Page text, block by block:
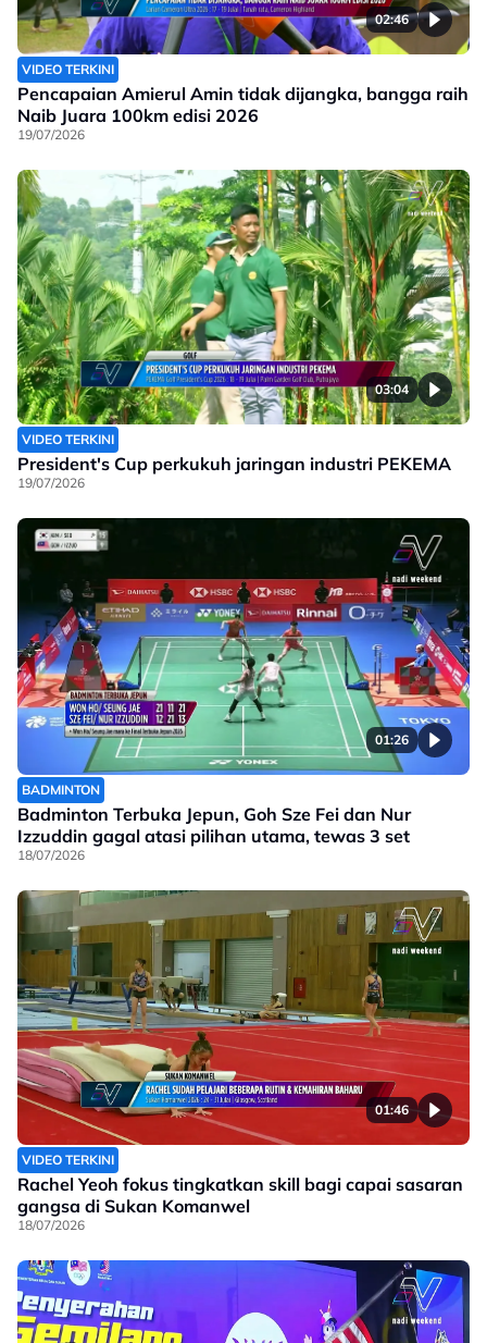
02:46
VIDEO TERKINI
Pencapaian Amierul Amin tidak dijangka, bangga raih
Naib Juara 100km edisi 2026
19/07/2026
03:04
VIDEO TERKINI
President's Cup perkukuh jaringan industri PEKEMA
19/07/2026
01:26
BADMINTON
Badminton Terbuka Jepun, Goh Sze Fei dan Nur
Izzuddin gagal atasi pilihan utama, tewas 3 set
18/07/2026
01:46
VIDEO TERKINI
Rachel Yeoh fokus tingkatkan skill bagi capai sasaran
gangsa di Sukan Komanwel
18/07/2026